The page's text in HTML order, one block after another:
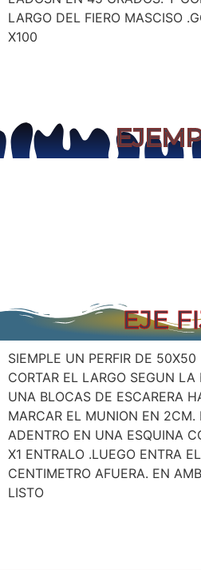
LARGO DEL FIERO MASCISO
X100
EJE
SIEMPLE UN PERFIR DE
CORTAR EL LARGO SEGUN
UNA BLOCAS DE ESCARERA
MARCAR EL MUNION EN 2CM.
ADENTRO EN UNA ESQUINA
X1 ENTRALO .LUEGO ENTRA
CENTIMETRO AFUERA. EN
LISTO